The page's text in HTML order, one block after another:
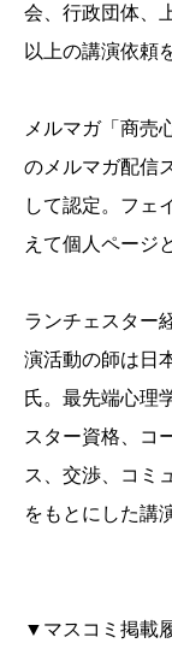
会、行政団体、
以上の講演依頼
メルマガ「商売
のメルマガ配信
して認定。フェ
えて個人ページ
ランチェスター
演活動の師は日
氏。最先端心理
スター資格、コ
ス、交渉、コミ
をもとにした講
▼マスコミ掲載